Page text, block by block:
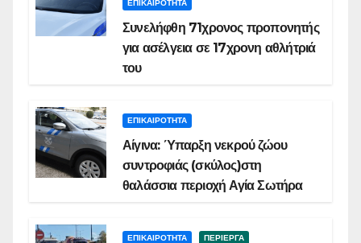
ΕΠΙΚΑΙΡΟΤΗΤΑ
Συνελήφθη 71χρονος προπονητής
για ασέλγεια σε 17χρονη αθλήτριά
του
ΕΠΙΚΑΙΡΟΤΗΤΑ
Αίγινα: Ύπαρξη νεκρού ζώου
συντροφιάς (σκύλος)στη
θαλάσσια περιοχή Αγία Σωτήρα
ΕΠΙΚΑΙΡΟΤΗΤΑ ΠΕΡΙΕΡΓΑ